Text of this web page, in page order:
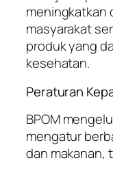
meningkatkan
masyarakat
produk yang
kesehatan.
Peraturan
BPOM
mengatur
dan makanan,